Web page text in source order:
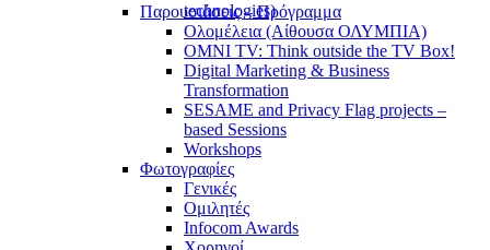
technologies)
Παρουσιάσεις – Πρόγραμμα
Ολομέλεια (Αίθουσα ΟΛΥΜΠΙΑ)
OMNI TV: Think outside the TV Box!
Digital Marketing & Business
Transformation
SESAME and Privacy Flag projects –
based Sessions
Workshops
Φωτογραφίες
Γενικές
Ομιλητές
Infocom Awards